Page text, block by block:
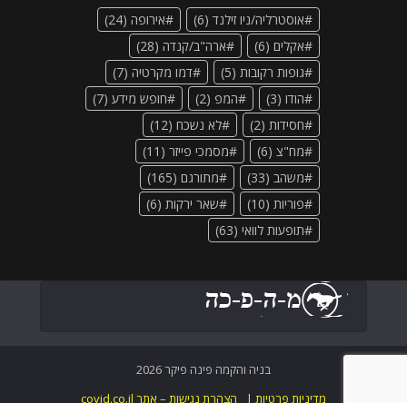
אוסטרליה/ניו זילנד (6) אירופה (24)
אקלים (6) ארה"ב/קנדה (28)
גופות רקובות (5) דמו מקרטיה (7)
הודו (3) המפ (2) חופש מידע (7)
חסידות (2) לא נשכח (12)
מח"צ (6) מסמכי פייזר (11)
משהב (33) מתורגם (165)
פוריות (10) שאר ירקות (6)
תופעות לוואי (63)
בניה והקמה פינה פיקר 2026
מדיניות פרטיות |
הצהרת נגישות – אתר covid.co.il